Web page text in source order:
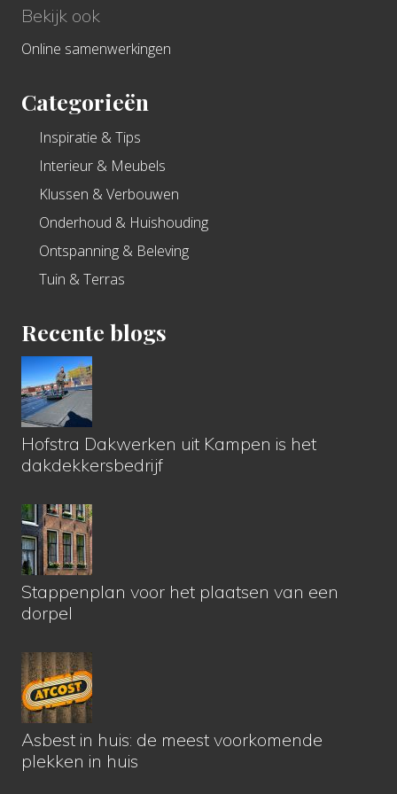
Bekijk ook
Online samenwerkingen
Categorieën
Inspiratie & Tips
Interieur & Meubels
Klussen & Verbouwen
Onderhoud & Huishouding
Ontspanning & Beleving
Tuin & Terras
Recente blogs
Hofstra Dakwerken uit Kampen is het
dakdekkersbedrijf
Stappenplan voor het plaatsen van een
dorpel
Asbest in huis: de meest voorkomende
plekken in huis